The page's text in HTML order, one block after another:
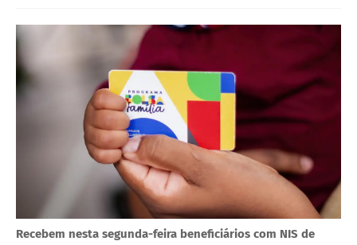
Recebem nesta segunda-feira beneficiários com NIS de